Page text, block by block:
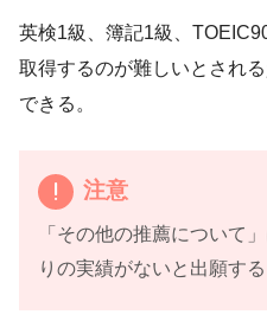
英検1級、簿記1級、
取得するのが難しいとされ
できる。
注意
「その他の推薦について
りの実績がないと出願す